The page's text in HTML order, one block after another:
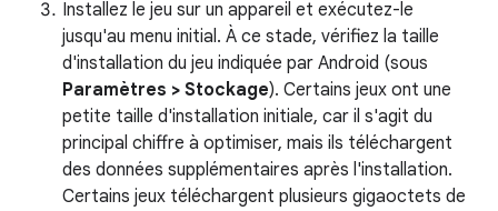
Installez le jeu sur un appareil et exécutez-le
jusqu'au menu initial. À ce stade, vérifiez la taille
d'installation du jeu indiquée par Android (sous
Paramètres > Stockage). Certains jeux ont une
petite taille d'installation initiale, car il s'agit du
principal chiffre à optimiser, mais ils téléchargent
des données supplémentaires après l'installation.
Certains jeux téléchargent plusieurs gigaoctets de